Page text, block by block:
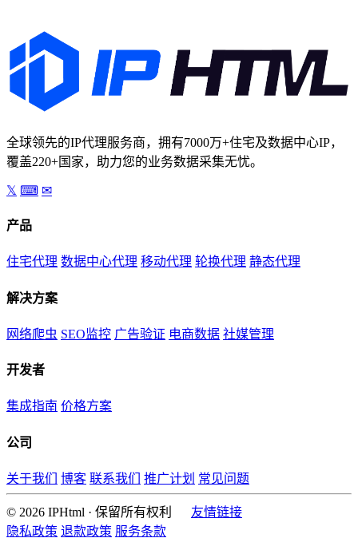
全球领先的IP代理服务商，拥有7000万+住宅及数据中心IP，
覆盖220+国家，助力您的业务数据采集无忧。
𝕏 ⌨ ✉
产品
住宅代理 数据中心代理 移动代理 轮换代理 静态代理
解决方案
网络爬虫 SEO监控 广告验证 电商数据 社媒管理
开发者
集成指南 价格方案
公司
关于我们 博客 联系我们 推广计划 常见问题
© 2026 IPHtml · 保留所有权利
友情链接
隐私政策 退款政策 服务条款